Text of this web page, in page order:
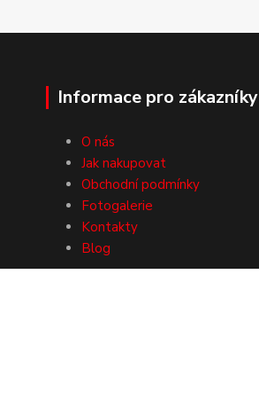
Informace pro zákazníky
O nás
Jak nakupovat
Obchodní podmínky
Fotogalerie
Kontakty
Blog